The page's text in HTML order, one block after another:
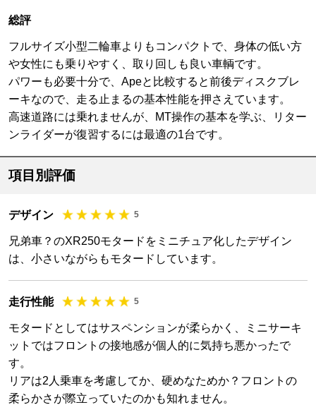
総評
フルサイズ小型二輪車よりもコンパクトで、身体の低い方
や女性にも乗りやすく、取り回しも良い車輌です。
パワーも必要十分で、Apeと比較すると前後ディスクブレ
ーキなので、走る止まるの基本性能を押さえています。
高速道路には乗れませんが、MT操作の基本を学ぶ、リター
ンライダーが復習するには最適の1台です。
項目別評価
デザイン 5
兄弟車？のXR250モタードをミニチュア化したデザイン
は、小さいながらもモタードしています。
走行性能 5
モタードとしてはサスペンションが柔らかく、ミニサーキ
ットではフロントの接地感が個人的に気持ち悪かったで
す。
リアは2人乗車を考慮してか、硬めなためか？フロントの
柔らかさが際立っていたのかも知れません。